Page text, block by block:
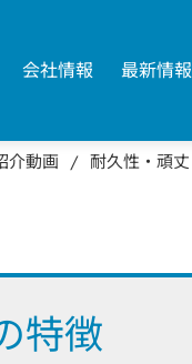
会社情報 最新情報
介動画 耐久性‧頑丈
特徴